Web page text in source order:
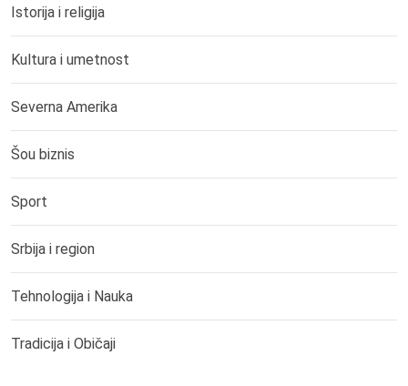
Istorija i religija
Kultura i umetnost
Severna Amerika
Šou biznis
Sport
Srbija i region
Tehnologija i Nauka
Tradicija i Običaji